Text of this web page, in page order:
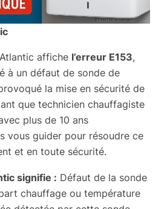
affiche l’erreur E153,
à un défaut de sonde de
la mise en sécurité de
que technicien chauffagiste
plus de 10 ans
vous guider pour résoudre ce
et en toute sécurité.
signifie : Défaut de la sonde
chauffage ou température